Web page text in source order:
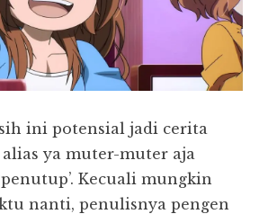
ini potensial jadi cerita
ya muter-muter aja
Kecuali mungkin
nanti, penulisnya pengen